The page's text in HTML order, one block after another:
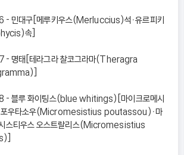
민대구[메루키우스(Merluccius)석ㆍ유르피키
속]
명태[테라그라 찰코그라마(Theragra
블루 화이팅스(blue whitings)[마이크로메시
포우타소우(Micromesistius poutassou)ㆍ마
스티우스 오스트랄리스(Micromesistius